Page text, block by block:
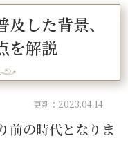
した背景、
を解説
更新：2023.04.14
前の時代となりま